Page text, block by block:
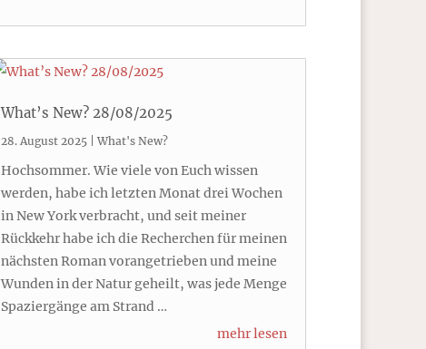
What’s New? 28/08/2025
28. August 2025 |What's New?
Hochsommer. Wie viele von Euch wissen
werden, habe ich letzten Monat drei Wochen
in New York verbracht, und seit meiner
Rückkehr habe ich die Recherchen für meinen
nächsten Roman vorangetrieben und meine
Wunden in der Natur geheilt, was jede Menge
Spaziergänge am Strand …
mehr lesen